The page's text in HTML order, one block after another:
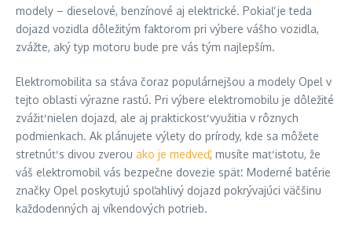
modely – dieselové, benzínové aj elektrické. Pokiaľ je teda
dojazd vozidla dôležitým faktorom pri výbere vášho vozidla,
zvážte, aký typ motoru bude pre vás tým najlepším.
Elektromobilita sa stáva čoraz populárnejšou a modely Opel v
tejto oblasti výrazne rastú. Pri výbere elektromobilu je dôležité
zvážiť nielen dojazd, ale aj praktickosť využitia v rôznych
podmienkach. Ak plánujete výlety do prírody, kde sa môžete
stretnúť s divou zverou ako je medveď, musíte mať istotu, že
váš elektromobil vás bezpečne dovezie späť. Moderné batérie
značky Opel poskytujú spoľahlivý dojazd pokrývajúci väčšinu
každodenných aj víkendových potrieb.